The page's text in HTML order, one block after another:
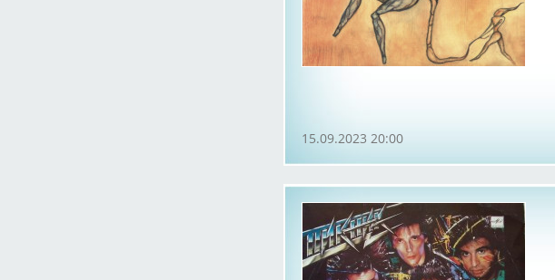
15.09.2023 20:00